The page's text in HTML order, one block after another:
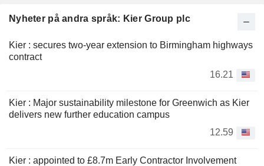
Nyheter på andra språk: Kier Group plc
Kier : secures two-year extension to Birmingham highways
contract
16.21
Kier : Major sustainability milestone for Greenwich as Kier
delivers new further education campus
12.59
Kier : appointed to £8.7m Early Contractor Involvement